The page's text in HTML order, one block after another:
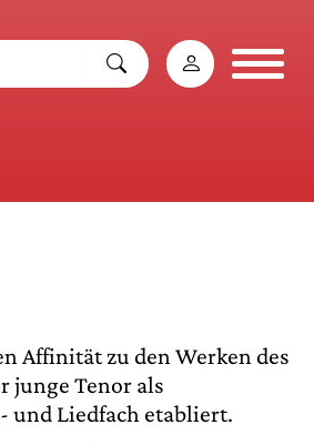
Affinität zu den Werken des
junge Tenor als
und Liedfach etabliert.